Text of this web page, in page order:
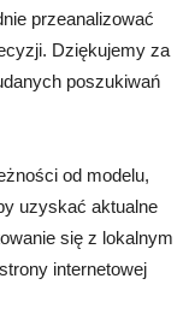
przeanalizować
Dziękujemy za
poszukiwań
od modelu,
uzyskać aktualne
się z lokalnym
internetowej